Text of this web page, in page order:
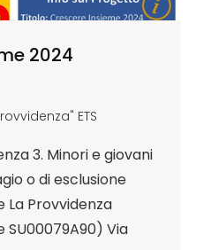
2024
ETS
3. Minori e giovani
o di esclusione
La Provvidenza
Via